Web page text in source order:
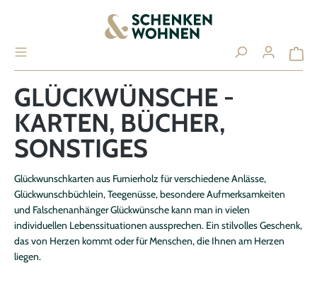
Ihr Konto
ANMELDEN / REGISTRIEREN
Persönliches Profil
GLÜCKWÜNSCHE -
KARTEN, BÜCHER,
SONSTIGES
Glückwunschkarten aus Furnierholz für verschiedene Anlässe,
Glückwunschbüchlein, Teegenüsse, besondere Aufmerksamkeiten
und Falschenanhänger Glückwünsche kann man in vielen
individuellen Lebenssituationen aussprechen. Ein stilvolles Geschenk,
das von Herzen kommt oder für Menschen, die Ihnen am Herzen
liegen.